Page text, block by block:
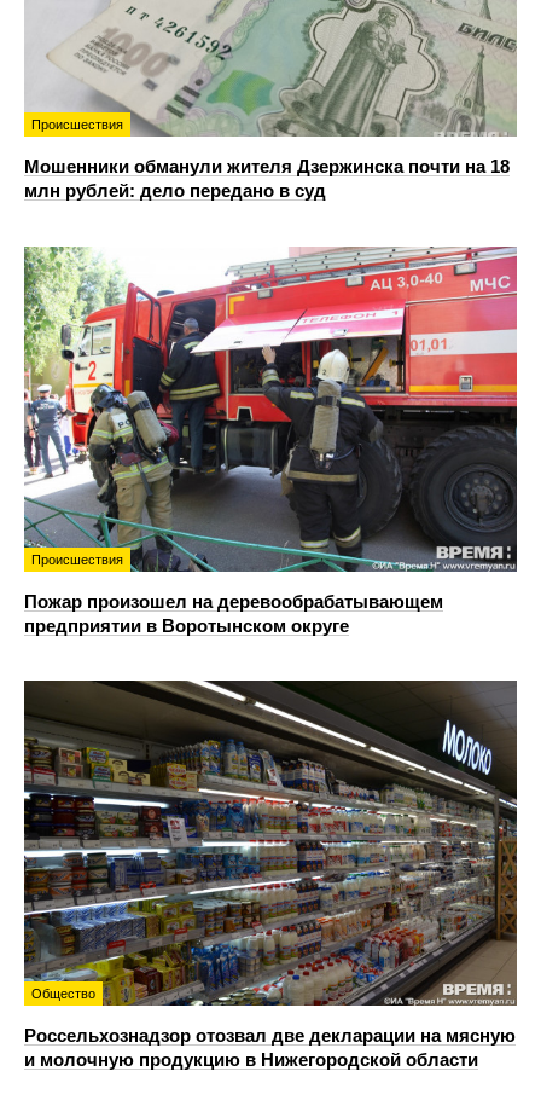
Происшествия
Мошенники обманули жителя Дзержинска почти на 18
млн рублей: дело передано в суд
Происшествия
Пожар произошел на деревообрабатывающем
предприятии в Воротынском округе
Общество
Россельхознадзор отозвал две декларации на мясную
и молочную продукцию в Нижегородской области